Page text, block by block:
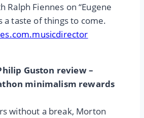
Ralph Fiennes on “Eugene
a taste of things to come.
Guston review –
minimalism rewards
without a break, Morton